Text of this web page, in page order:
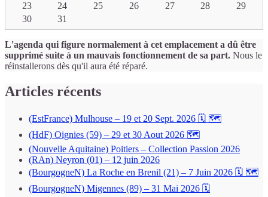
23
24 25 26 27 28
29
30
31
L'agenda qui figure normalement à cet emplacement a dû être
supprimé suite à un mauvais fonctionnement de sa part. Nous le
réinstallerons dès qu'il aura été réparé.
Articles récents
(EstFrance) Mulhouse – 19 et 20 Sept. 2026 🗓 🗺
(HdF) Oignies (59) – 29 et 30 Aout 2026 🗺
(Nouvelle Aquitaine) Poitiers – Collection Passion 2026
(RAn) Neyron (01) – 12 juin 2026
(BourgogneN) La Roche en Brenil (21) – 7 Juin 2026 🗓 🗺
(BourgogneN) Migennes (89) – 31 Mai 2026 🗓